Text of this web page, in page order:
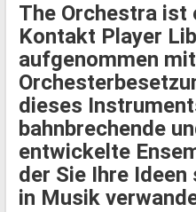
The Orchestra ist
Kontakt Player
aufgenommen
dieses
bahnbrechende
entwickelte
der Sie Ihre
in Musik